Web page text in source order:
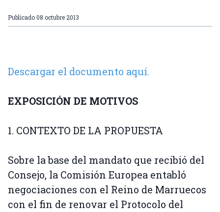
Publicado08 octubre 2013
Descargar el documento aquí.
EXPOSICIÓN DE MOTIVOS
1. CONTEXTO DE LA PROPUESTA
Sobre la base del mandato que recibió del
Consejo, la Comisión Europea entabló
negociaciones con el Reino de Marruecos
con el fin de renovar el Protocolo del